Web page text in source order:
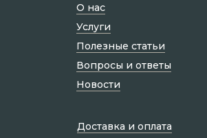
О нас
Услуги
Полезные статьи
Вопросы и ответы
Новости
Доставка и оплата